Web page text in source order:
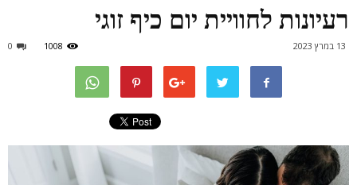
רעיונות לחוויית יום כיף זוגי
13 במרץ 2023 0 1008